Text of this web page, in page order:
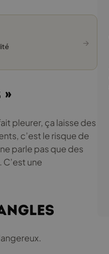
→
pleurer, ça laisse des
c’est le risque de
parle pas que des
une